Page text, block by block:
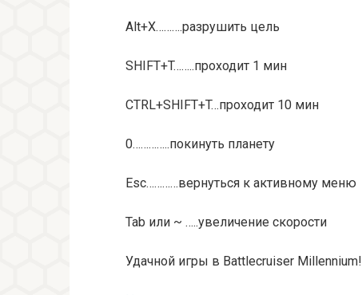
Alt+X……….разрушить цель
SHIFT+T……..проходит 1 мин
CTRL+SHIFT+T…проходит 10 мин
0…………..покинуть планету
Esc…………вернуться к активному меню
Tab или ~ …..увеличение скорости
Удачной игры в Battlecruiser Millennium!